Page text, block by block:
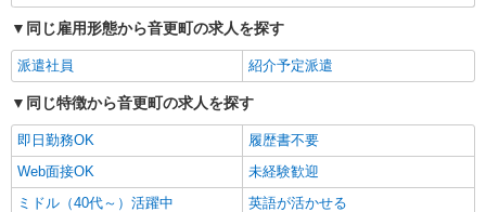
同じ雇用形態から音更町の求人を探す
派遣社員 紹介予定派遣
同じ特徴から音更町の求人を探す
即日勤務OK
履歴書不要
Web面接OK
未経験歓迎
ミドル（40代～）活躍中
英語が活かせる